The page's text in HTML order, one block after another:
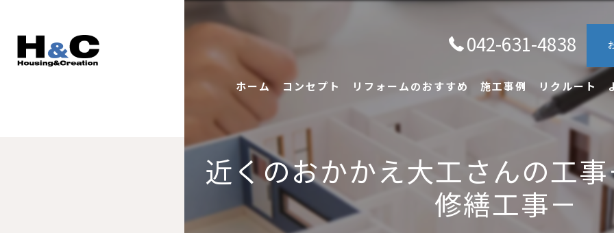
042-631-4838
ホーム コンセプト リフォームのおすすめ 施工事例 リクルート
近くのおかかえ大工さんの工
修繕工事－